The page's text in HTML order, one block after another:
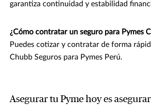
garantiza continuidad y estabilidad
¿Cómo contratar un seguro para Pymes
Puedes cotizar y contratar de forma
Chubb Seguros para Pymes Perú.
Asegurar tu Pyme hoy es